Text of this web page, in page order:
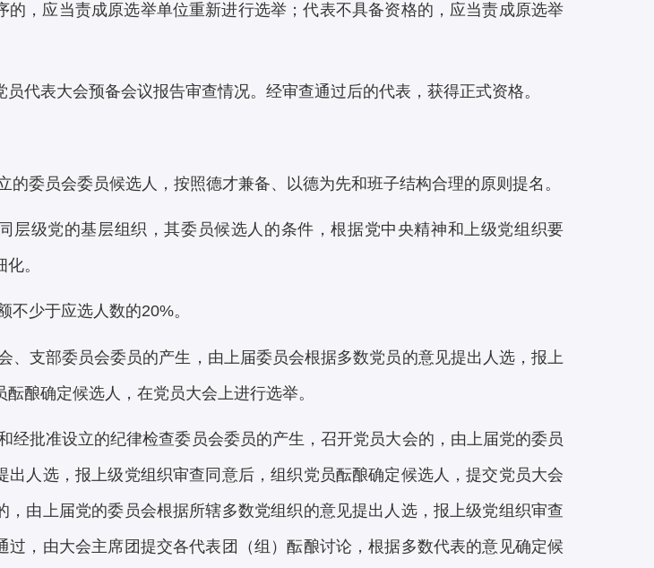
的，应当责成原选举单位重新进行选举；代表不具备资格的，应当责成原选举
代表大会预备会议报告审查情况。经审查通过后的代表，获得正式资格。
的委员会委员候选人，按照德才兼备、以德为先和班子结构合理的原则提名。
层级党的基层组织，其委员候选人的条件，根据党中央精神和上级党组织要
。
不少于应选人数的20%。
、支部委员会委员的产生，由上届委员会根据多数党员的意见提出人选，报上
酿确定候选人，在党员大会上进行选举。
经批准设立的纪律检查委员会委员的产生，召开党员大会的，由上届党的委员
出人选，报上级党组织审查同意后，组织党员酝酿确定候选人，提交党员大会
，由上届党的委员会根据所辖多数党组织的意见提出人选，报上级党组织审查
过，由大会主席团提交各代表团（组）酝酿讨论，根据多数代表的意见确定候